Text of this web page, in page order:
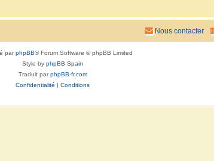
Nous contacter
parphpBB® Forum Software © phpBB Limited
Style by phpBB Spain
Traduit parphpBB-fr.com
Confidentialité
Conditions